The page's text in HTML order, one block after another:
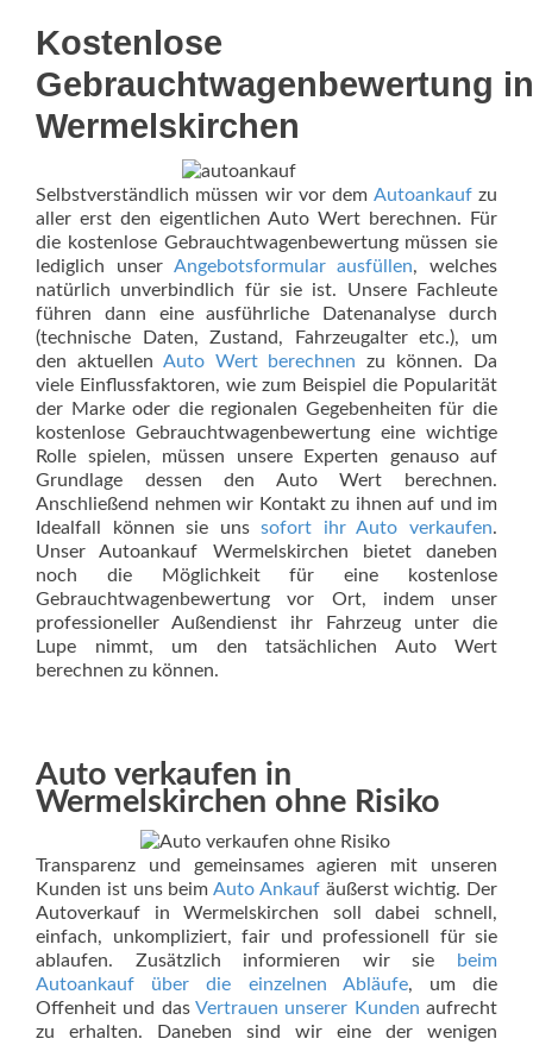
Kostenlose
Gebrauchtwagenbewertung in
Wermelskirchen
Selbstverständlich müssen wir vor dem Autoankaufzu
aller erst den eigentlichen Auto Wert berechnen. Für
die kostenlose Gebrauchtwagenbewertung müssen sie
lediglich unser Angebotsformular ausfüllen, welches
natürlich unverbindlich für sie ist. Unsere Fachleute
führen dann eine ausführliche Datenanalyse durch
(technische Daten, Zustand, Fahrzeugalter etc.), um
den aktuellen Auto Wert berechnen zu können. Da
viele Einflussfaktoren, wie zum Beispiel die Popularität
der Marke oder die regionalen Gegebenheiten für die
kostenlose Gebrauchtwagenbewertung eine wichtige
Rolle spielen, müssen unsere Experten genauso auf
Grundlage dessen den Auto Wert berechnen.
Anschließend nehmen wir Kontakt zu ihnen auf und im
Idealfall können sie unssofort ihr Auto verkaufen.
Unser Autoankauf Wermelskirchen bietet daneben
noch die Möglichkeit für eine kostenlose
Gebrauchtwagenbewertung vor Ort, indem unser
professioneller Außendienst ihr Fahrzeug unter die
Lupe nimmt, um den tatsächlichen Auto Wert
berechnen zu können.
Auto verkaufen in
Wermelskirchen ohne Risiko
Transparenz und gemeinsames agieren mit unseren
Kunden ist uns beim Auto Ankaufäußerst wichtig. Der
Autoverkauf in Wermelskirchen soll dabei schnell,
einfach, unkompliziert, fair und professionell für sie
ablaufen. Zusätzlich informieren wir sie
beim
Autoankauf über die einzelnen Abläufe, um die
Offenheit und das Vertrauen unserer Kunden aufrecht
zu erhalten. Daneben sind wir eine der wenigen